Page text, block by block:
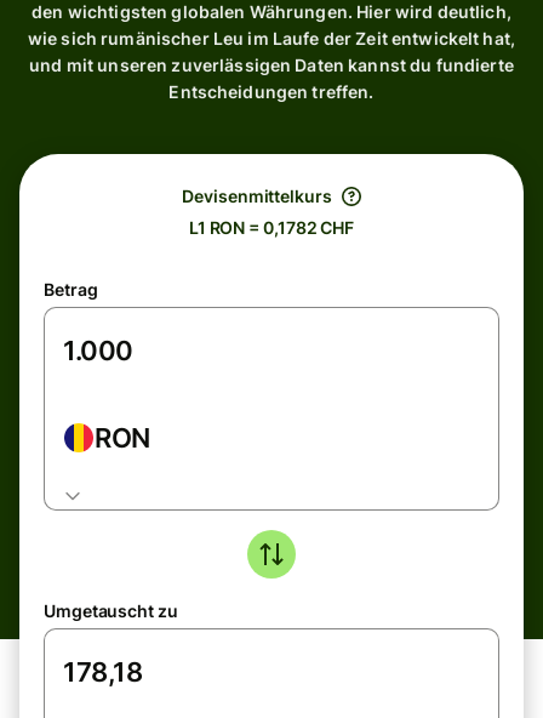
den wichtigsten globalen Währungen. Hier wird deutlich,
wie sich rumänischer Leu im Laufe der Zeit entwickelt hat,
und mit unseren zuverlässigen Daten kannst du fundierte
Entscheidungen treffen.
Devisenmittelkurs
L1 RON = 0,1782 CHF
Betrag
RON
Umgetauscht zu